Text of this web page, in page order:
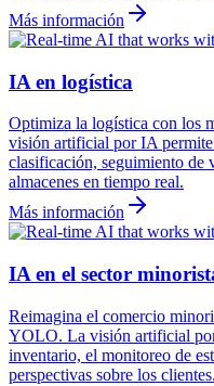
Más información
IA en logística
Optimiza la logística con los
visión artificial por IA permite
clasificación, seguimiento de
almacenes en tiempo real.
Más información
IA en el sector
Reimagina el comercio
YOLO. La visión artificial
inventario, el monitoreo de
perspectivas sobre los clientes.